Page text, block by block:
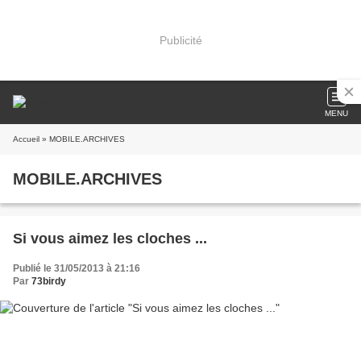
Publicité
MENU
Accueil » MOBILE.ARCHIVES
MOBILE.ARCHIVES
Si vous aimez les cloches ...
Publié le 31/05/2013 à 21:16
Par 73birdy